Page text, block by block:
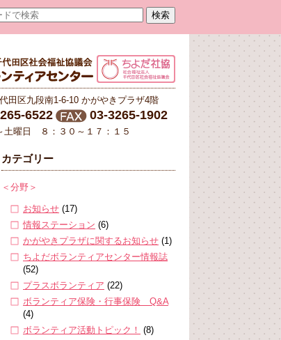
田区九段南1-6-10 かがやきプラザ4階
6522 03-3265-1902
土曜日 ８：３０～１７：１５
カテゴリー
＜分野＞
お知らせ (17)
情報ステーション (6)
かがやきプラザに関するお知らせ (1)
ちよだボランティアセンター情報誌
(52)
プラスボランティア (22)
ボランティア保険・行事保険 Q&A
(4)
ボランティア活動トピック！ (8)